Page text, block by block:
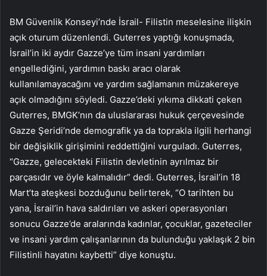
BM Güvenlik Konseyi’nde İsrail- Filistin meselesine ilişkin
açık oturum düzenlendi. Guterres yaptığı konuşmada,
İsrail’in iki aydır Gazze’ye tüm insani yardımları
engellediğini, yardımın baskı aracı olarak
kullanılamayacağını ve yardım sağlamanın müzakereye
açık olmadığını söyledi. Gazze’deki yıkıma dikkati çeken
Guterres, BMGK’nın da uluslararası hukuk çerçevesinde
Gazze Şeridi’nde demografik ya da toprakla ilgili herhangi
bir değişiklik girişimini reddettiğini vurguladı. Guterres,
“Gazze, gelecekteki Filistin devletinin ayrılmaz bir
parçasıdır ve öyle kalmalıdır” dedi. Guterres, İsrail’in 18
Mart’ta ateşkesi bozduğunu belirterek, “O tarihten bu
yana, İsrail’in hava saldırıları ve askeri operasyonları
sonucu Gazze’de aralarında kadınlar, çocuklar, gazeteciler
ve insani yardım çalışanlarının da bulunduğu yaklaşık 2 bin
Filistinli hayatını kaybetti” diye konuştu.